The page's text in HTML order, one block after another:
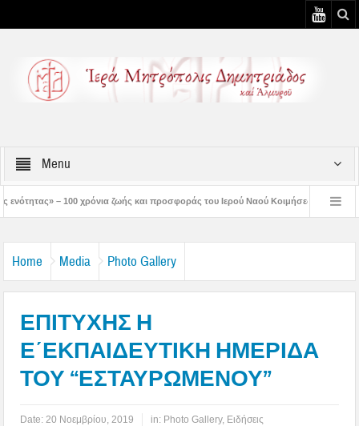
Menu
ζωής και προσφοράς του Ιερού Ναού Κοιμήσεως της Θεοτόκου Πτελεού
Home Media Photo Gallery
ΕΠΙΤΥΧΗΣ Η
Ε΄ΕΚΠΑΙΔΕΥΤΙΚΗ ΗΜΕΡΙΔΑ
ΤΟΥ “ΕΣΤΑΥΡΩΜΕΝΟΥ”
Date: 20 Νοεμβρίου, 2019 in: Photo Gallery, Ειδήσεις